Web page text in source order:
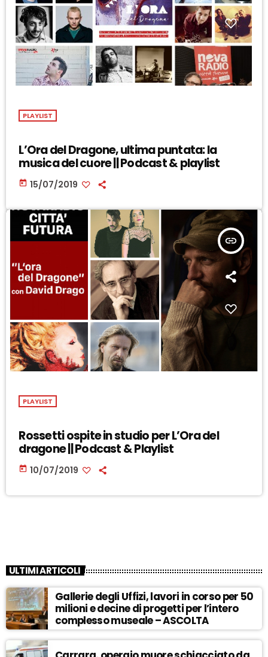
PLAYLIST
L’Ora del Dragone, ultima puntata: la
musica del cuore || Podcast & playlist
today 15/07/2019
insert_link
PLAYLIST
Rossetti ospite in studio per L’Ora del
dragone || Podcast & Playlist
today 10/07/2019
ULTIMI ARTICOLI
Gallerie degli Uffizi, lavori in corso per 50
milioni e decine di progetti per l’intero
complesso museale – ASCOLTA